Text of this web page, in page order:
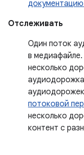
Отслеживать
Один поток
в
несколько
потоковой
несколько
контент с